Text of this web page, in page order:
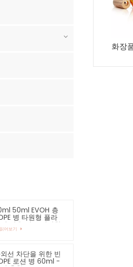
화장
50ml EVOH 층
병 타원형 플라
병을 적극 권장합
.
어보기
선 차단을 위한 빈
로션 병 60ml -